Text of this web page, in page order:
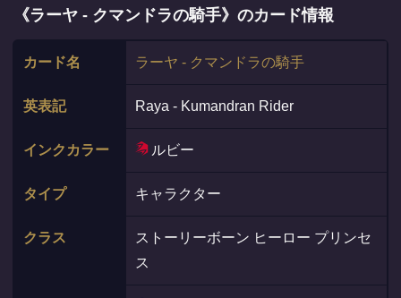
《ラーヤ - クマンドラの騎手》のカード情報
カード名 ラーヤ - クマンドラの騎手
英表記 Raya - Kumandran Rider
インクカラー ルビー
タイプ キャラクター
クラス
ストーリーボーン ヒーロー プリンセ
ス